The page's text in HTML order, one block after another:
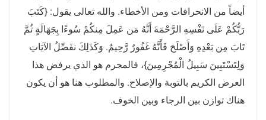
أيضاً من الانحرافات ومن الأخطاء. والله تعالى يقول: {كَتَبَ
رَبُّكُمْ عَلَى نَفْسِهِ الرَّحْمَةَ أَنَّهُ مَن عَمِلَ مِنكُمْ سُوءًا بِجَهَالَةٍ ثُمَّ
تَابَ مِن بَعْدِهِ وَأَصْلَحَ فَأَنَّهُ غَفُورٌ رَّحِيمٌ. وَكَذَلِكَ نفَصِّلُ الآيَاتِ
وَلِتَسْتَبِينَ سَبِيلُ الْمُجْرِمِينَ}، فالمجرم هو الذي يرفض هذا
العرض الكريم بالتوبة والإصلاح. والمطلوب هنا هو أن يكون
هناك توازن بين الرجاء وبين الخوف.